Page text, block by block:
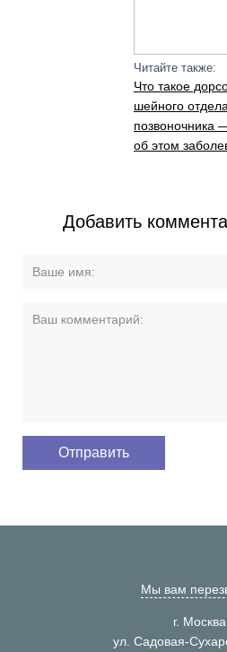
Читайте также:
Что такое
шейного отдела
позвоночника
об этом
Добавить
Мы вам
г. Москва,
ул. Садовая-